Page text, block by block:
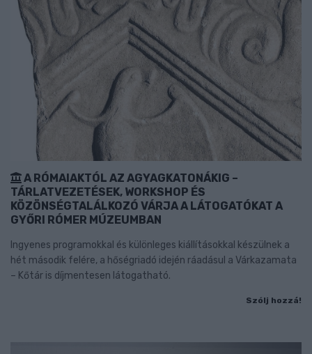
A RÓMAIAKTÓL AZ AGYAGKATONÁKIG –
TÁRLATVEZETÉSEK, WORKSHOP ÉS
KÖZÖNSÉGTALÁLKOZÓ VÁRJA A LÁTOGATÓKAT A
GYŐRI RÓMER MÚZEUMBAN
Ingyenes programokkal és különleges kiállításokkal készülnek a
hét második felére, a hőségriadó idején ráadásul a Várkazamata
– Kőtár is díjmentesen látogatható.
Szólj hozzá!